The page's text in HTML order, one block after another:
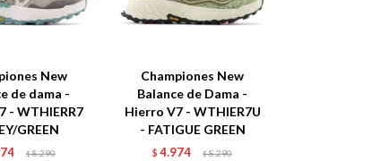
New
de dama -
- WTHIERR7
GREEN
$ 8.290
Championes New
Balance de Dama -
Hierro V7 - WTHIER7U
- FATIGUE GREEN
$ 4.974 $ 8.290